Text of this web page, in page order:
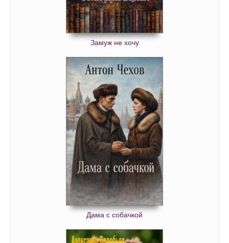
Замуж не хочу
Дама с собачкой